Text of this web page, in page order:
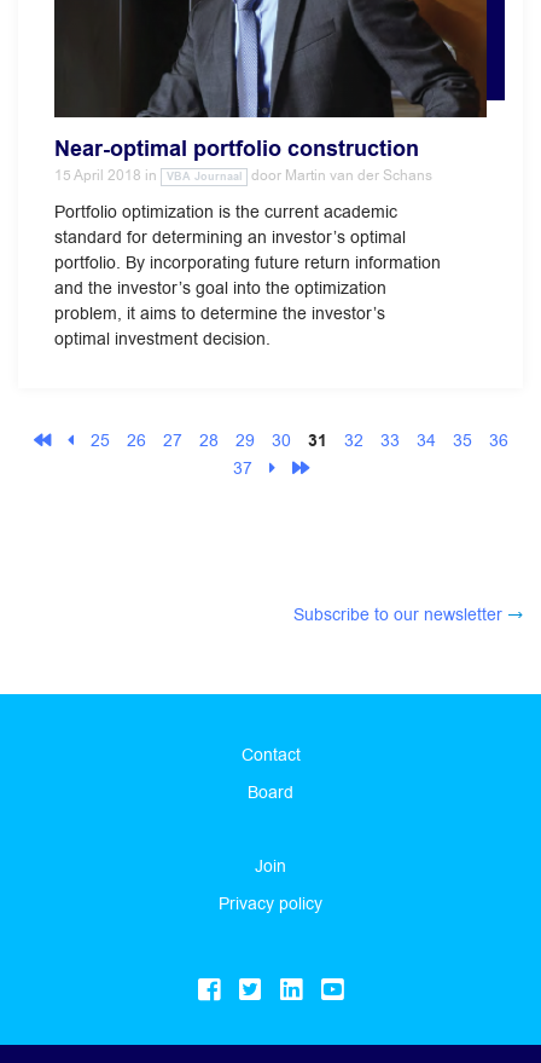
Near-optimal portfolio construction
15 April 2018 in VBA Journaal door Martin van der Schans
Portfolio optimization is the current academic
standard for determining an investor’s optimal
portfolio. By incorporating future return information
and the investor’s goal into the optimization
problem, it aims to determine the investor’s
optimal investment decision.
25 26 27 28 29 30 31 32 33 34 35
36
37
Subscribe to our newsletter
Contact
Board
Join
Privacy policy